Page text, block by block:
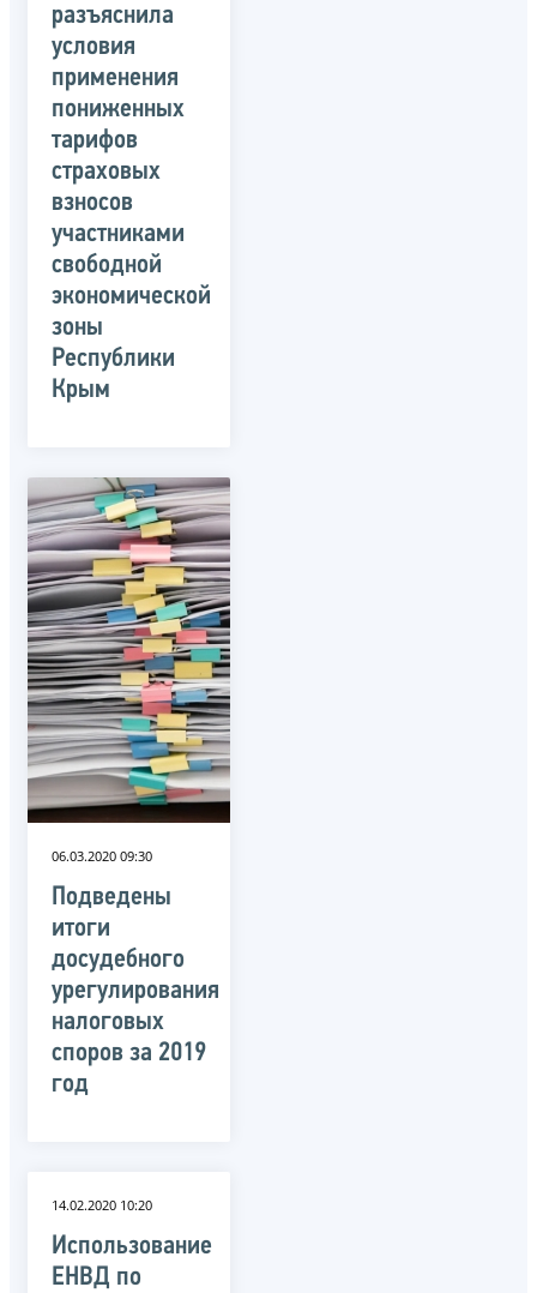
разъяснила
условия
применения
пониженных
тарифов
страховых
взносов
участниками
свободной
экономической
зоны
Республики
Крым
06.03.2020 09:30
Подведены
итоги
досудебного
урегулирования
налоговых
споров за 2019
год
14.02.2020 10:20
Использование
ЕНВД по